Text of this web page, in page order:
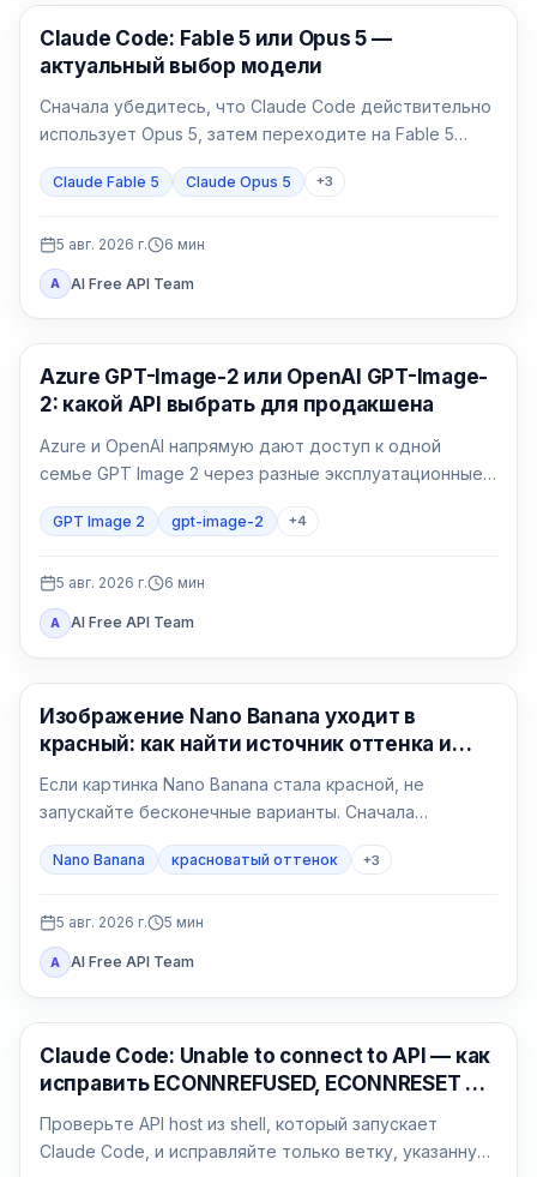
Claude Code
Claude Code: Fable 5 или Opus 5 —
актуальный выбор модели
Сначала убедитесь, что Claude Code действительно
использует Opus 5, затем переходите на Fable 5
Claude Fable 5 Claude Opus 5 +3
5 авг. 2026 г. 6 мин
A AI Free API Team
Генерация изображений ИИ
Azure GPT-Image-2 или OpenAI GPT-Image-
2: какой API выбрать для продакшена
Azure и OpenAI напрямую дают доступ к одной
семье GPT Image 2 через разные эксплуатационные
регион, счёт, квота, формат и владелец поддержки.
GPT Image 2 gpt-image-2 +4
5 авг. 2026 г. 6 мин
A AI Free API Team
Генерация изображений ИИ
Изображение Nano Banana уходит в
красный: как найти источник оттенка и
исправить его
Если картинка Nano Banana стала красной, не
запускайте бесконечные варианты. Сначала
сравните исходный файл в двух программах, затем
сделайте нейтральный тест без референса и
Nano Banana красноватый оттенок +3
5 авг. 2026 г. 5 мин
A AI Free API Team
Claude Code
Claude Code: Unable to connect to API — как
исправить ECONNREFUSED, ECONNRESET и
Проверьте API host из shell, который запускает
Claude Code, и исправляйте только ветку, указанную